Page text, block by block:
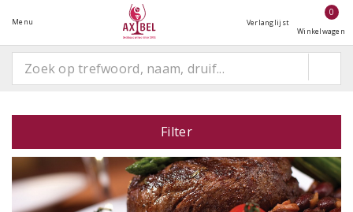
Menu Verlanglijst
0
Winkelwagen
Filter